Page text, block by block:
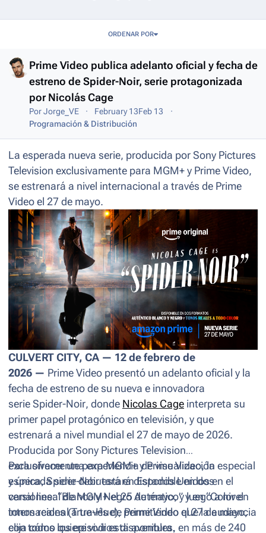
ORDENAR POR
Prime Video publica adelanto oficial y fecha de
estreno de Spider-Noir, serie protagonizada
por Nicolás Cage
PorJorge_VE February 13Feb 13
Programación & Distribución
La esperada nueva serie, producida por Sony Pictures
Television exclusivamente para MGM+ y Prime Video,
se estrenará a nivel internacional a través de Prime
Video el 27 de mayo.
CULVERT CITY, CA — 12 de febrero de
2026 — Prime Video presentó un adelanto oficial y la
fecha de estreno de su nueva e innovadora
serie Spider-Noir, donde Nicolas Cage interpreta su
primer papel protagónico en televisión, y que
estrenará a nivel mundial el 27 de mayo de 2026.
Producida por Sony Pictures Television
exclusivamente para MGM+ y Prime Video, la
esperada serie debutará en Estados Unidos en el
canal lineal de MGM+ el 25 de mayo, y luego a nivel
internacional a través de Prime Video el 27 de mayo,
con todos los episodios disponibles, en más de 240
Para ofrecer una experiencia de visualización especial
y única,Spider-Noirestará disponible en dos
versiones: “Blanco y Negro Auténtico” y en “Color en
tonos reales(True-Hue), permitiendo que la audiencia
elija cómo quiere vivir esta aventura.